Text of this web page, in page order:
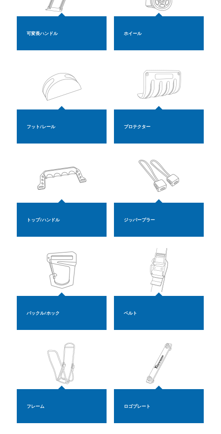
可変長ハンドル ホイール
フット/レール プロテクター
トップ/ハンドル ジッパープラー
バックル/ホック ベルト
フレーム ロゴプレート